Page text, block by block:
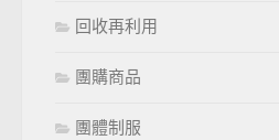
回收再利用
團購商品
團體制服